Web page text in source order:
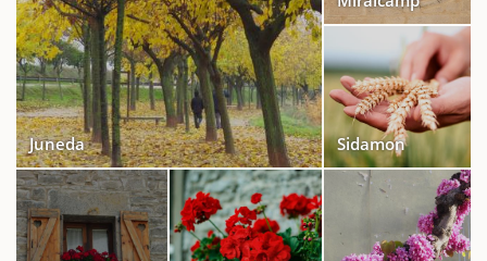
Juneda Sidamon